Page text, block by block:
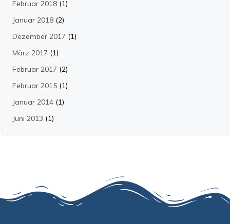
Februar 2018 (1)
Januar 2018 (2)
Dezember 2017 (1)
März 2017 (1)
Februar 2017 (2)
Februar 2015 (1)
Januar 2014 (1)
Juni 2013 (1)